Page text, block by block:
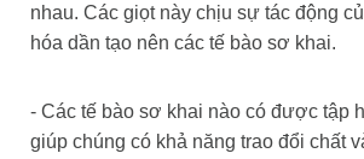
nhau. Các giọt này chịu sự tác động
hóa dần tạo nên các tế bào sơ khai.
- Các tế bào sơ khai nào có được tập
giúp chúng có khả năng trao đổi chất